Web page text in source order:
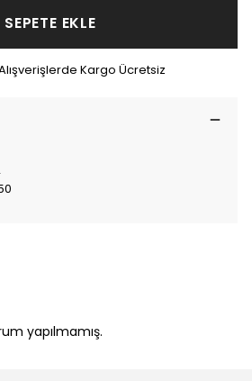
SEPETE EKLE
Kargo Ücretsiz
yapılmamış.